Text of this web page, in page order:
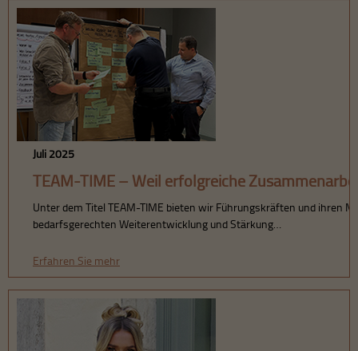
Juli 2025
TEAM-TIME – Weil erfolgreiche
Unter dem Titel TEAM-TIME bieten wir Führungskräften und ihren
bedarfsgerechten Weiterentwicklung und Stärkung…
Erfahren Sie mehr